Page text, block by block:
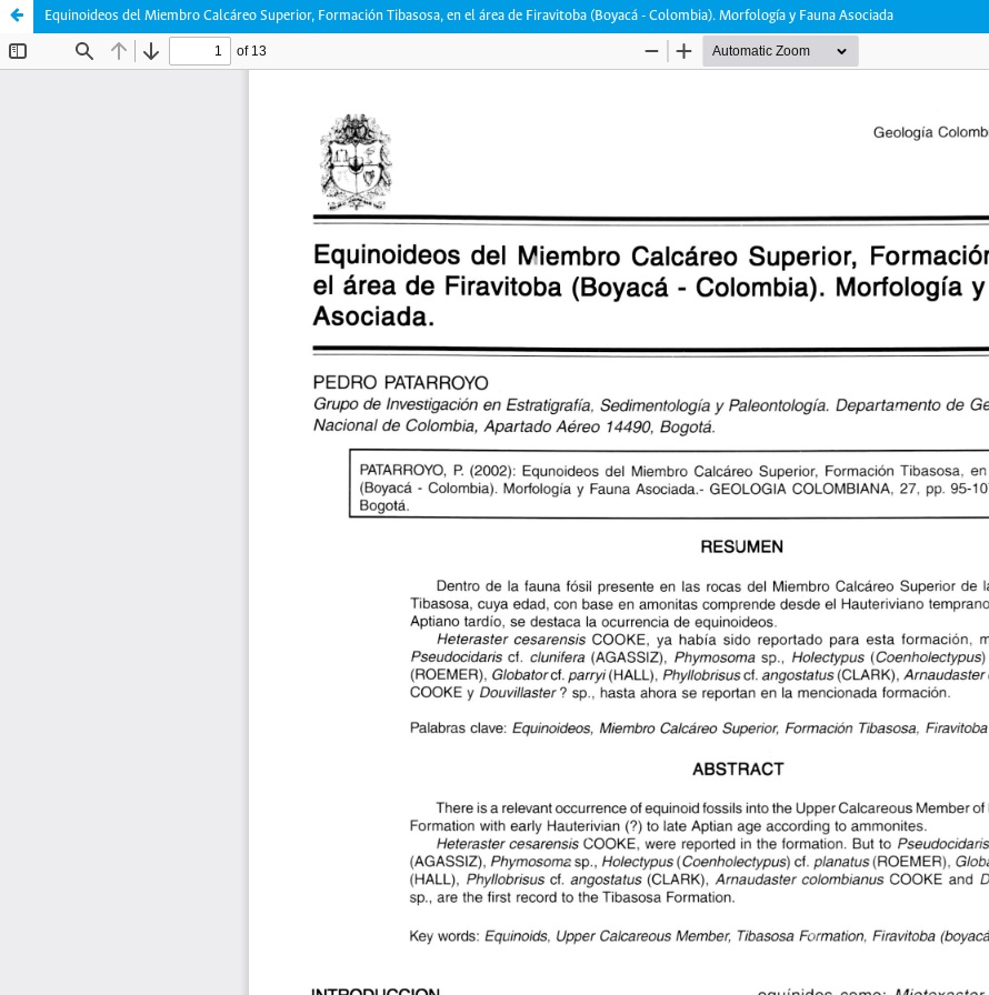
Equinoideos del Miembro Calcáreo Superior, Formación Tibasosa, en el área de Firavitoba (Boyacá - Colombia). Morfología y Fauna Asociada